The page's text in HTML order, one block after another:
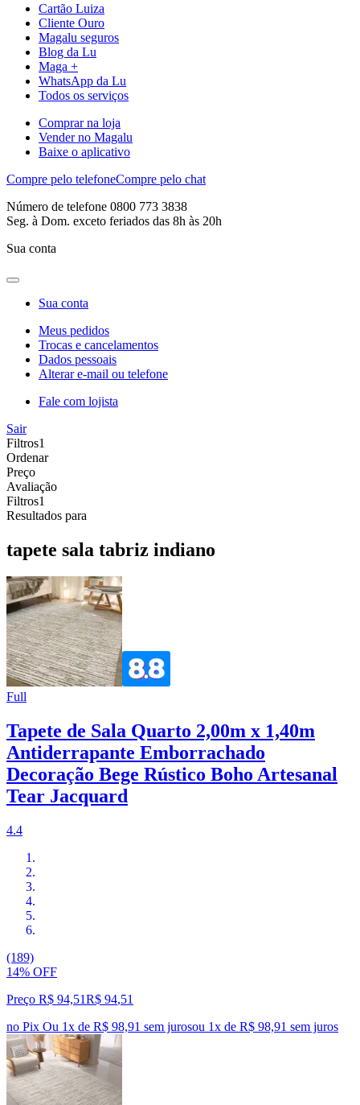
Cartão Luiza
Cliente Ouro
Magalu seguros
Blog da Lu
Maga +
WhatsApp da Lu
Todos os serviços
Comprar na loja
Vender no Magalu
Baixe o aplicativo
Compre pelo telefoneCompre pelo chat
Número de telefone 0800 773 3838
Seg. à Dom. exceto feriados das 8h às 20h
Sua conta
Sua conta
Meus pedidos
Trocas e cancelamentos
Dados pessoais
Alterar e-mail ou telefone
Fale com lojista
Sair
Filtros1
Ordenar
Preço
Avaliação
Filtros1
Resultados para
tapete sala tabriz indiano
Full
Tapete de Sala Quarto 2,00m x 1,40m
Antiderrapante Emborrachado
Decoração Bege Rústico Boho Artesanal
Tear Jacquard
4.4
(189)
14% OFF
Preço R$ 94,51R$ 94,51
no Pix Ou 1x de R$ 98,91 sem jurosou 1x de R$ 98,91 sem juros